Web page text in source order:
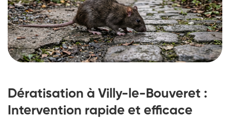
Dératisation à Villy-le-Bouveret :
Intervention rapide et efficace